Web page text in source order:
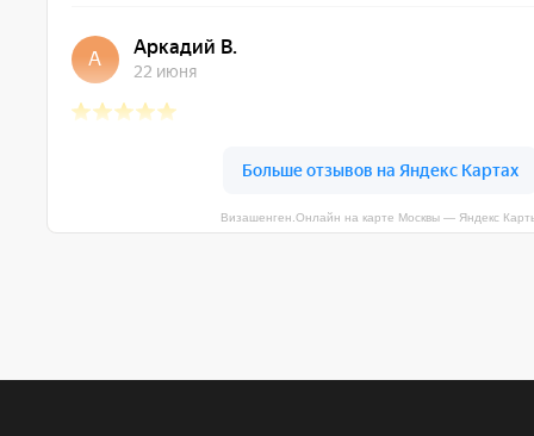
Визашенген.Онлайн на карте Москвы — Яндекс